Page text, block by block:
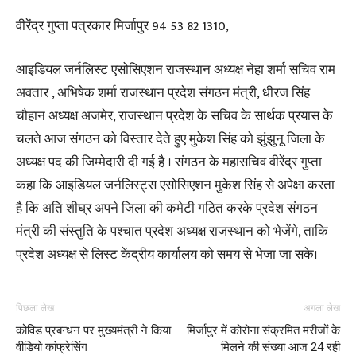
वीरेंद्र गुप्ता पत्रकार मिर्जापुर 94 53 82 1310,
आइडियल जर्नलिस्ट एसोसिएशन राजस्थान अध्यक्ष नेहा शर्मा सचिव राम
अवतार , अभिषेक शर्मा राजस्थान प्रदेश संगठन मंत्री, धीरज सिंह
चौहान अध्यक्ष अजमेर, राजस्थान प्रदेश के सचिव के सार्थक प्रयास के
चलते आज संगठन को विस्तार देते हुए मुकेश सिंह को झुंझुनू जिला के
अध्यक्ष पद की जिम्मेदारी दी गई है । संगठन के महासचिव वीरेंद्र गुप्ता
कहा कि आइडियल जर्नलिस्ट्स एसोसिएशन मुकेश सिंह से अपेक्षा करता
है कि अति शीघ्र अपने जिला की कमेटी गठित करके प्रदेश संगठन
मंत्री की संस्तुति के पश्चात प्रदेश अध्यक्ष राजस्थान को भेजेंगे, ताकि
प्रदेश अध्यक्ष से लिस्ट केंद्रीय कार्यालय को समय से भेजा जा सके।
पिछला लेख
कोविड प्रबन्धन पर मुख्यमंत्री ने किया
वीडियो कांफ्रेसिंग
अगला लेख
मिर्जापुर में कोरोना संक्रमित मरीजों के
मिलने की संख्या आज 24 रही